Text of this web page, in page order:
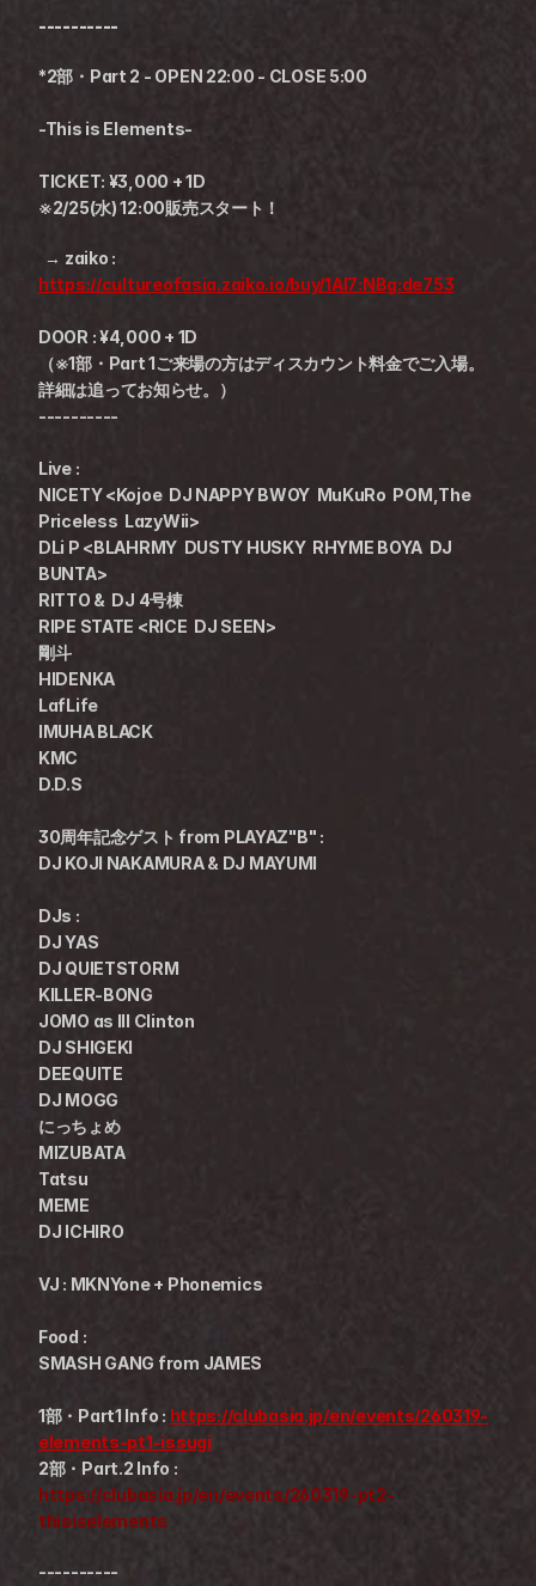
----------
*2部・Part 2 - OPEN 22:00 - CLOSE 5:00
-This is Elements-
TICKET: ¥3,000 + 1D
※2/25(水) 12:00販売スタート！
https://cultureofasia.zaiko.io/buy/1AI7:NBg:de753
DOOR : ¥4,000 + 1D
（※1部・Part 1ご来場の方はディスカウント料金でご入場。
詳細は追ってお知らせ。）
----------
Live :
NICETY <Kojoe  DJ NAPPY BWOY  MuKuRo  POM,The
Priceless  LazyWii>
DLi P <BLAHRMY  DUSTY HUSKY  RHYME BOYA  DJ
BUNTA>
RITTO &  DJ 4号棟
RIPE STATE <RICE  DJ SEEN>
剛斗
HIDENKA
LafLife
IMUHA BLACK
KMC
D.D.S
30周年記念ゲスト from PLAYAZ"B" :
DJ KOJI NAKAMURA & DJ MAYUMI
DJs :
DJ YAS
DJ QUIETSTORM
KILLER-BONG
JOMO as Ill Clinton
DJ SHIGEKI
DEEQUITE
DJ MOGG
にっちょめ
MIZUBATA
Tatsu
MEME
DJ ICHIRO
VJ : MKNYone + Phonemics
Food :
SMASH GANG from JAMES
1部・Part1 Info : https://clubasia.jp/en/events/260319-
elements-pt1-issugi
https://clubasia.jp/en/events/260319-pt2-
thisiselements
----------